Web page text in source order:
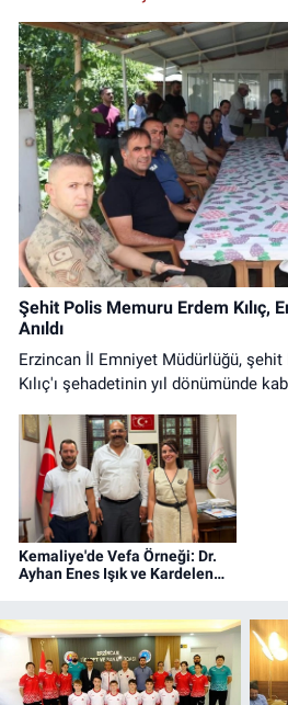
Şehit Polis Memuru Erdem Kılıç,
Anıldı
Erzincan İl Emniyet Müdürlüğü,
Kılıç'ı şehadetinin yıl dönümünde
personeli katıldı.
Kemaliye'de Vefa Örneği: Dr.
Ayhan Enes Işık ve Kardelen